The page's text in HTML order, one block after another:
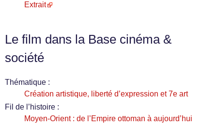
Extrait
Le film dans la Base cinéma &
société
Thématique :
Création artistique, liberté d’expression et 7e art
Fil de l’histoire :
Moyen-Orient : de l’Empire ottoman à aujourd’hui